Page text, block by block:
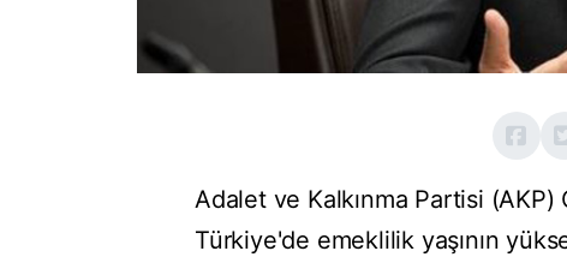
Adalet ve Kalkınma Partisi (AKP)
Türkiye'de emeklilik yaşının